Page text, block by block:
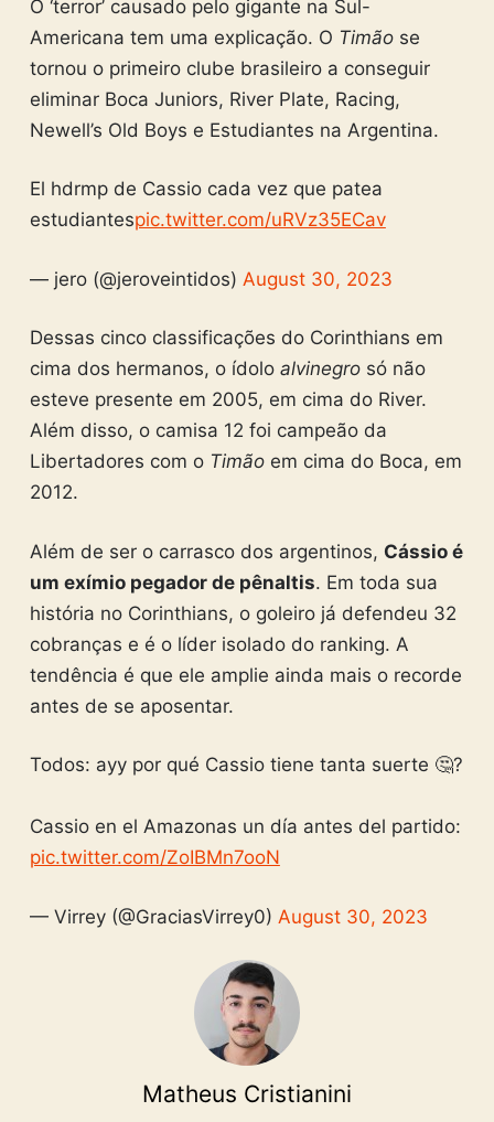
O ‘terror’ causado pelo gigante na Sul-
Americana tem uma explicação. O Timãose
tornou o primeiro clube brasileiro a conseguir
eliminar Boca Juniors, River Plate, Racing,
Newell’s Old Boys e Estudiantes na Argentina.
El hdrmp de Cassio cada vez que patea
estudiantespic.twitter.com/uRVz35ECav
— jero (@jeroveintidos) August 30, 2023
Dessas cinco classificações do Corinthians em
cima dos hermanos, o ídolo alvinegrosó não
esteve presente em 2005, em cima do River.
Além disso, o camisa 12 foi campeão da
Libertadores com o Timãoem cima do Boca, em
2012.
Além de ser o carrasco dos argentinos, Cássio é
um exímio pegador de pênaltis. Em toda sua
história no Corinthians, o goleiro já defendeu 32
cobranças e é o líder isolado do ranking. A
tendência é que ele amplie ainda mais o recorde
antes de se aposentar.
Todos: ayy por qué Cassio tiene tanta suerte 🤔?
Cassio en el Amazonas un día antes del partido:
pic.twitter.com/ZoIBMn7ooN
— Virrey (@GraciasVirrey0) August 30, 2023
Matheus Cristianini